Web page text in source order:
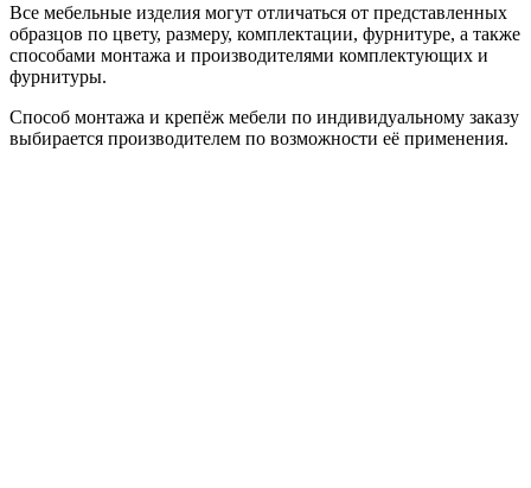
Все мебельные изделия могут отличаться от представленных
образцов по цвету, размеру, комплектации, фурнитуре, а также
способами монтажа и производителями комплектующих и
фурнитуры.
Способ монтажа и крепёж мебели по индивидуальному заказу
выбирается производителем по возможности её применения.